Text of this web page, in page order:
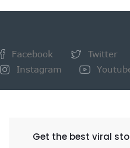
Facebook Twitter
Instagram
Get the best viral